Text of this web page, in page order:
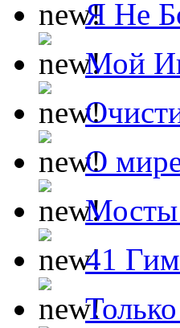
Я Не
Мой
О
41